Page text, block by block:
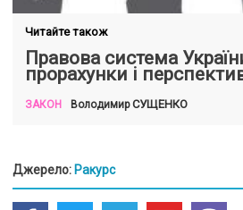
Читайте також
Правова система
прорахунки і
ЗАКОН ВолодимирСУЩЕНКО
Джерело: Ракурс